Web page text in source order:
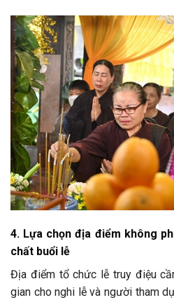
4. Lựa chọn địa điểm không
chất buổi lễ
Địa điểm tổ chức lễ truy điệu
gian cho nghi lễ và người tham